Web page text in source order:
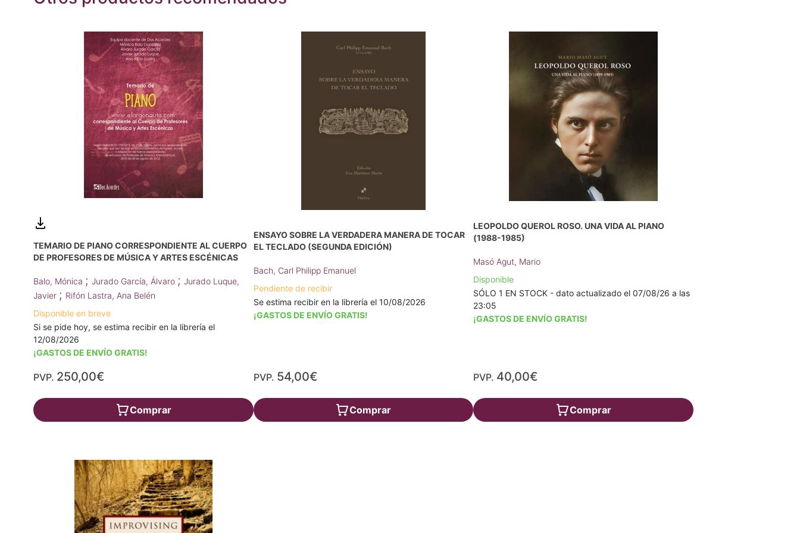
TEMARIO DE PIANO CORRESPONDIENTE AL CUERPO
DE PROFESORES DE MÚSICA Y ARTES ESCÉNICAS
Balo, Mónica ; Jurado García, Álvaro ; Jurado Luque,
Javier ; Rifón Lastra, Ana Belén
Disponible en breve
Si se pide hoy, se estima recibir en la librería el
12/08/2026
¡GASTOS DE ENVÍO GRATIS!
PVP. 250,00€
Comprar
ENSAYO SOBRE LA VERDADERA MANERA DE TOCAR
EL TECLADO (SEGUNDA EDICIÓN)
Bach, Carl Philipp Emanuel
Pendiente de recibir
Se estima recibir en la librería el 10/08/2026
¡GASTOS DE ENVÍO GRATIS!
PVP. 54,00€
Comprar
LEOPOLDO QUEROL ROSO. UNA VIDA AL PIANO
(1988-1985)
Masó Agut, Mario
Disponible
SÓLO 1 EN STOCK - dato actualizado el 07/08/26 a las
23:05
¡GASTOS DE ENVÍO GRATIS!
PVP. 40,00€
Comprar